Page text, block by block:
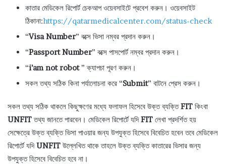
কাতার মেডিকেল রিপোর্ট চেকআপ ওয়েবসাইটে প্রবেশ করুন। ওয়েবসাইট
ঠিকানা:https://qatarmedicalcenter.com/status-check
“Visa Number” বক্সে ভিসা নম্বর প্রদান করুন।
“Passport Number” বক্সে পাসপোর্ট নম্বর প্রদান করুন।
“i’am not robot” ক্যাপচা পূরণ করুন।
সকল তথ্য সঠিক কিনা পর্যালোচনা করে “Submit” বাটনে প্রেস করুন।
সকল তথ্য সঠিক থাকলে কিছুক্ষণের মধ্যে ফলাফল হিসেবে উক্ত ব্যক্তিFIT কিংবা
UNFITতথ্য জানতে পারবেন। মেডিকেল রিপোর্টে যদিFIT লেখা প্রদর্শিত হয়
সেক্ষেত্রে উক্ত ব্যক্তি ভিসা পাওয়ার জন্য উপযুক্ত হিসেবে বিবেচিত হবেন তবে মেডিকেল
রিপোর্টে যদিUNFIT উল্লেখিত থাকে তাহলে উক্ত ব্যক্তি কাতারের ভিসার জন্য
উপযুক্ত হিসেবে বিবেচিত হবে না।